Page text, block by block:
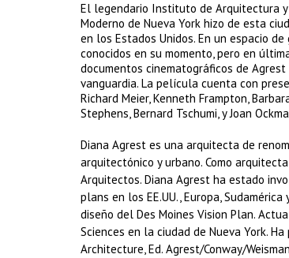
El legendario Instituto de Arquitectura y
Moderno de Nueva York hizo de esta
en los Estados Unidos. En un espacio
conocidos en su momento, pero en
documentos cinematográficos de
vanguardia. La película cuenta con
Richard Meier, Kenneth Frampton,
Stephens, Bernard Tschumi, y Joan
Diana Agrest es una arquitecta de
arquitectónico y urbano. Como
Arquitectos. Diana Agrest ha estado
plans en los EE.UU., Europa,
diseño del Des Moines Vision Plan.
Sciences en la ciudad de Nueva York.
Architecture, Ed. Agrest/Conway/